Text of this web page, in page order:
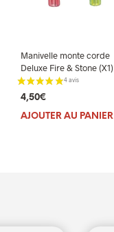
Manivelle monte corde
Deluxe Fire & Stone (X1)
4,50€
AJOUTER AU PANIER